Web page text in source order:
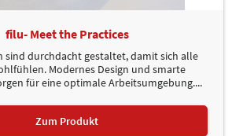
filu- Meet the Practices
sind durchdacht gestaltet, damit sich alle
Modernes Design und smarte
für eine optimale Arbeitsumgebung....
Zum Produkt